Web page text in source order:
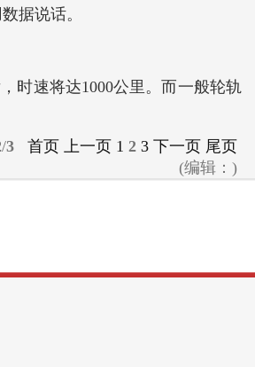
据说话。
时速将达1000公里。而一般轮轨
/3 首页 上一页 1 2 3 下一页 尾页
(编辑：)